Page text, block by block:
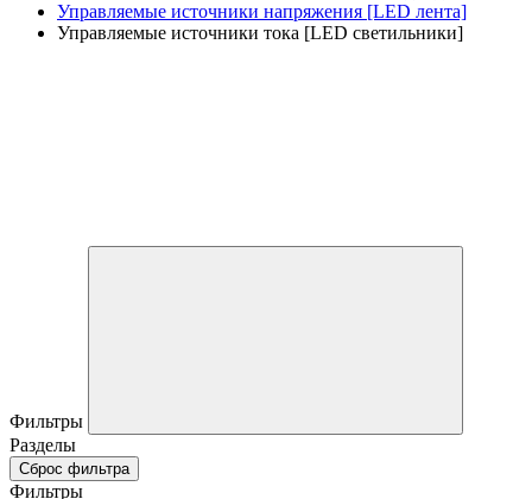
Управляемые источники напряжения [LED лента]
Управляемые источники тока [LED светильники]
Фильтры
Разделы
Сброс фильтра
Фильтры